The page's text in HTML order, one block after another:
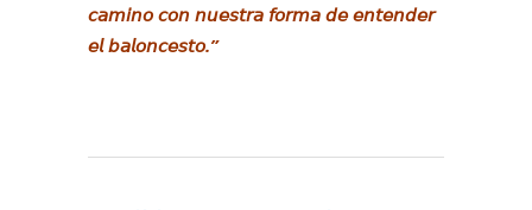
𝘤𝘢𝘮𝘪𝘯𝘰 𝘤𝘰𝘯 𝘯𝘶𝘦𝘴𝘵𝘳𝘢 𝘧𝘰𝘳𝘮𝘢 𝘥𝘦 𝘦𝘯𝘵𝘦𝘯𝘥𝘦𝘳
𝘦𝘭 𝘣𝘢𝘭𝘰𝘯𝘤𝘦𝘴𝘵𝘰.”